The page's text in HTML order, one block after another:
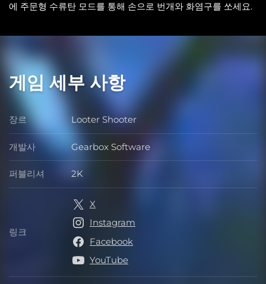
에 주문형 수류탄 모드를 통해 손으로 번개와 화염구를 쏘세요.
게임 세부 사항
장르 장르
Looter Shooter
개발사 개발사
Gearbox Software
퍼블리셔 퍼블리셔
2K
링크 링크
X
Instagram
Facebook
YouTube